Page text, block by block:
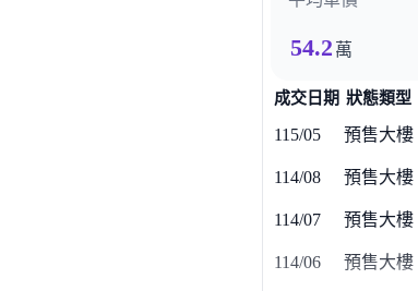
54.2 萬
成交日期 狀態類型
115/05 預售大樓
114/08 預售大樓
114/07 預售大樓
114/06 預售大樓